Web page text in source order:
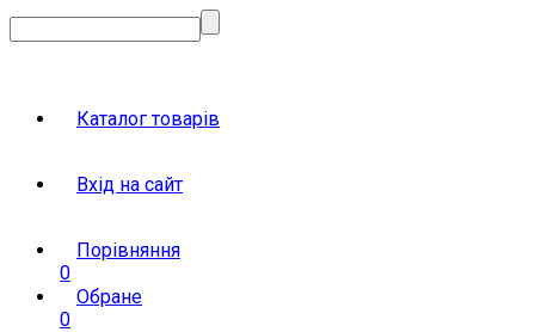
Каталог товарів
Вхід на сайт
Порівняння
0
Обране
0